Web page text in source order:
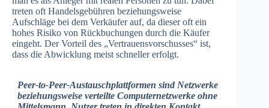
treten oft Handelsgebühren beziehungsweise
Aufschläge bei dem Verkäufer auf, da dieser oft ein
hohes Risiko von Rückbuchungen durch die Käufer
eingeht. Der Vorteil des „Vertrauensvorschusses“ ist,
dass die Abwicklung meist schneller erfolgt.
Peer-to-Peer-Austauschplattformen sind Netzwerke
beziehungsweise verteilte Computernetzwerke ohne